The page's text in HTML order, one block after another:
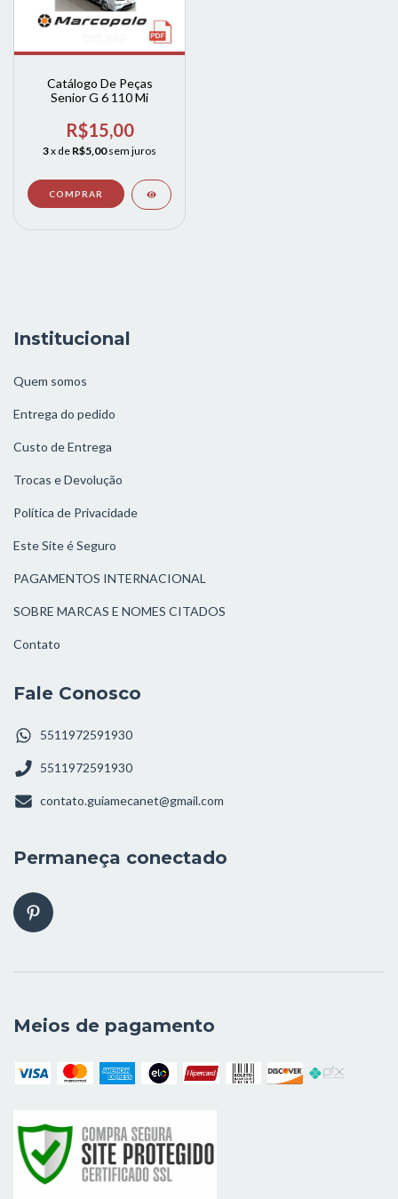
Catálogo De Peças
Senior G 6 110 Mi
R$15,00
3x de R$5,00 sem juros
Institucional
Quem somos
Entrega do pedido
Custo de Entrega
Trocas e Devolução
Política de Privacidade
Este Site é Seguro
PAGAMENTOS INTERNACIONAL
SOBRE MARCAS E NOMES CITADOS
Contato
Fale Conosco
5511972591930
5511972591930
contato.guiamecanet@gmail.com
Permaneça conectado
Meios de pagamento